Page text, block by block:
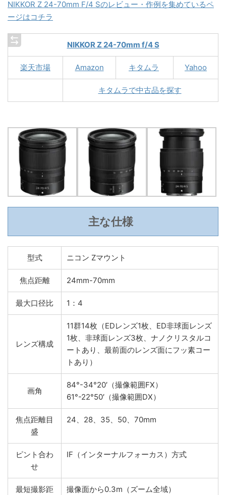
NIKKOR Z 24-70mm F/4 Sのレビュー・作例を集めているペ
ージはコチラ
NIKKOR Z 24-70mm f/4 S
楽天市場 Amazon キタムラ Yahoo
キタムラで中古品を探す
主な仕様
型式 ニコン Zマウント
焦点距離 24mm-70mm
最大口径比 1：4
レンズ構成
11群14枚（EDレンズ1枚、ED非球面レンズ
1枚、非球面レンズ3枚、ナノクリスタルコ
ートあり、最前面のレンズ面にフッ素コー
トあり）
画角
84°-34°20′（撮像範囲FX）
61°-22°50′（撮像範囲DX）
焦点距離目
盛
24、28、35、50、70mm
ピント合わ
せ
IF（インターナルフォーカス）方式
最短撮影距
撮像面から0.3m（ズーム全域）